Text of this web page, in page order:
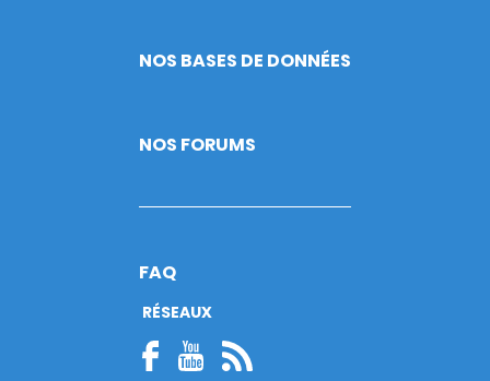
NOS BASES DE DONNÉES
NOS FORUMS
FAQ
RÉSEAUX